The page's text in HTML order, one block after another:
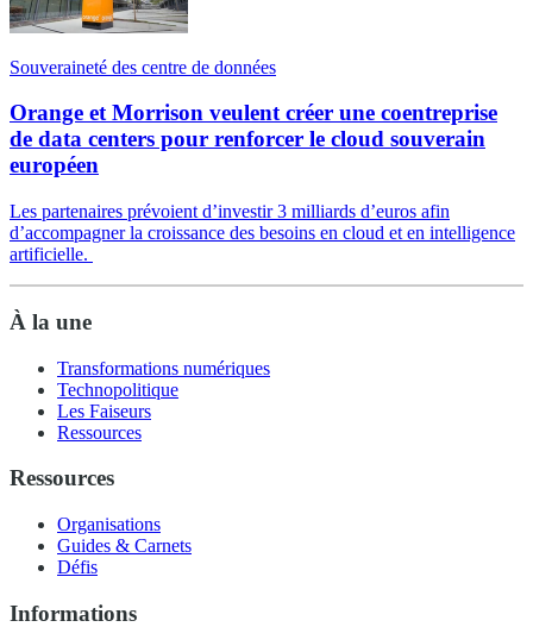
Souveraineté des centre de données
Orange et Morrison veulent créer une coentreprise
de data centers pour renforcer le cloud souverain
européen
Les partenaires prévoient d’investir 3 milliards d’euros afin
d’accompagner la croissance des besoins en cloud et en intelligence
artificielle.
À la une
Transformations numériques
Technopolitique
Les Faiseurs
Ressources
Ressources
Organisations
Guides & Carnets
Défis
Informations